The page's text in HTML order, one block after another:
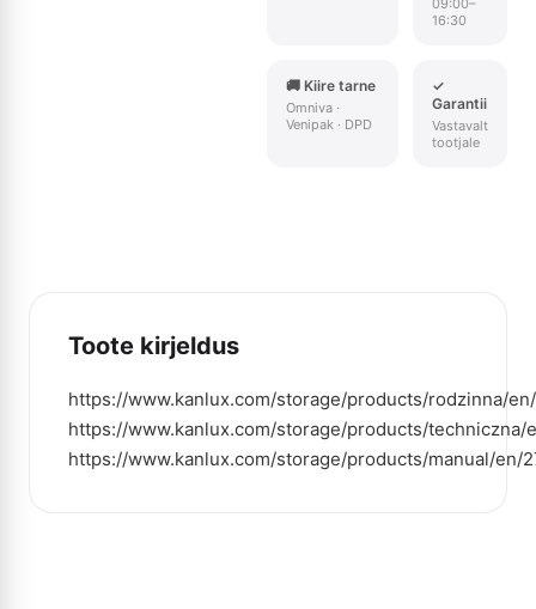
09:00–
16:30
🚚 Kiire tarne
Omniva ·
Venipak · DPD
✓
Garantii
Vastavalt
tootjale
Toote kirjeldus
https://www.kanlux.com/storage/products/rodzinna/
https://www.kanlux.com/storage/products/techniczna/
https://www.kanlux.com/storage/products/manual/en/